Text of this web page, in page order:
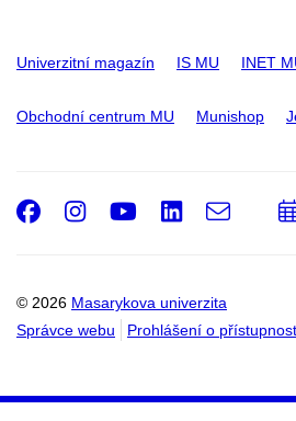
Univerzitní magazín IS MU INET
Obchodní centrum MU Munishop
© 2026 Masarykova univerzita
Správce webu
Prohlášení o
Facebook
Instagram
Youtube
e-